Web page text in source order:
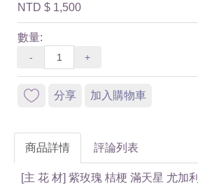
NTD $ 1,500
數量:
- +
分享 加入購物車
商品詳情 評論列表
[主 花 材] 紫玫瑰 桔梗 滿天星 尤加利